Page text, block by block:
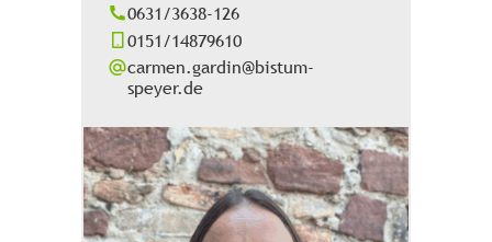
0631/3638-126
0151/14879610
carmen.gardin@bistum-
speyer.de